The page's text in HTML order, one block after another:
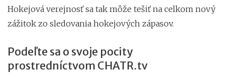
Hokejová verejnosť sa tak môže tešiť na celkom nový
zážitok zo sledovania hokejových zápasov.
Podeľte sa o svoje pocity
prostredníctvom CHATR.tv